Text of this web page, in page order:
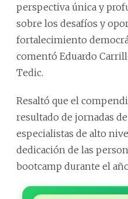
perspectiva única y
sobre los desafíos y
fortalecimiento
comentó Eduardo
Tedic.
Resaltó que el
resultado de jornadas
especialistas de alto
dedicación de las
bootcamp durante el